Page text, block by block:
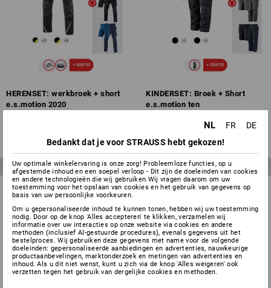
HERENSET: werkbroek + short
e.s.motion 2020
KINDERSET: Broek + Short
e.s.motion ten
3 artikelen in de set 3 artikelen in de set
NL FR
DE
Bedankt dat je voor STRAUSS hebt gekozen!
Uw optimale winkelervaring is onze zorg! Probleemloze functies, op u
afgestemde inhoud en een soepel verloop - Dit zijn de doeleinden van cookies
en andere technologieën die wij gebruiken.Wij vragen daarom om uw
toestemming voor het opslaan van cookies en het gebruik van gegevens op
basis van uw persoonlijke voorkeuren.
Om u gepersonaliseerde inhoud te kunnen tonen, hebben wij uw toestemming
nodig. Door op de knop 'Alles accepteren' te klikken, verzamelen wij
informatie over uw interacties op onze website via cookies en andere
methoden (inclusief AI-gestuurde procedures), evenals gegevens uit het
bestelproces. Wij gebruiken deze gegevens met name voor de volgende
doeleinden: gepersonaliseerde aanbiedingen en advertenties, nauwkeurige
productaanbevelingen, marktonderzoek en metingen van advertenties en
inhoud. Als u dit niet wenst, kunt u zich via de knop 'Alles weigeren' ook
verzetten tegen het gebruik van dergelijke cookies en methoden.